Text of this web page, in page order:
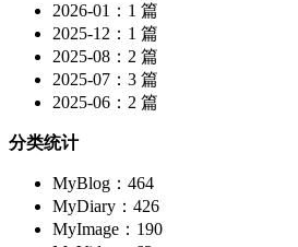
2026-01：1 篇
2025-12：1 篇
2025-08：2 篇
2025-07：3 篇
2025-06：2 篇
分类统计
MyBlog：464
MyDiary：426
MyImage：190